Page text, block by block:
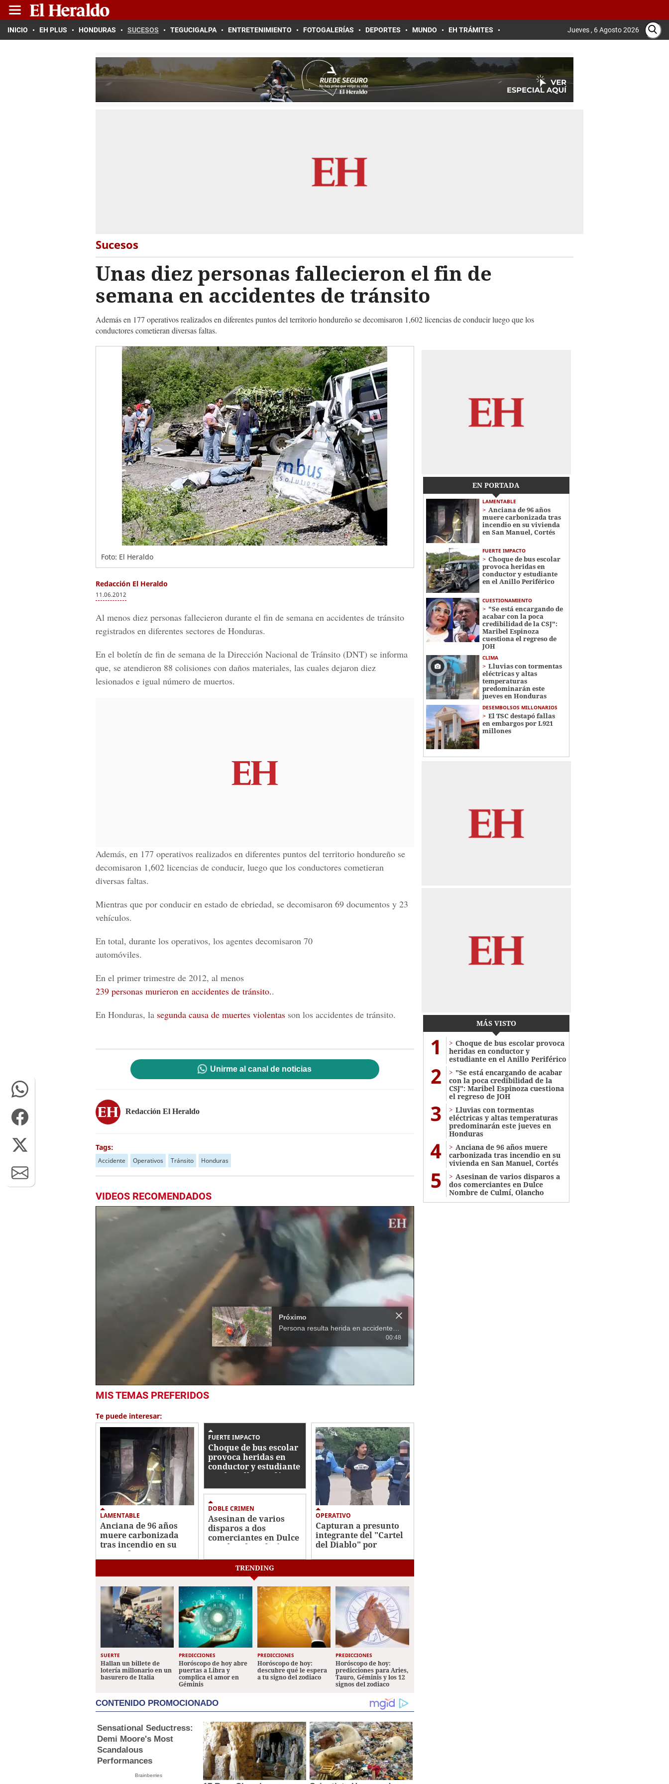
INICIO EH PLUS HONDURAS SUCESOS TEGUCIGALPA ENTRETENIMIENTO FOTOGALERÍAS DEPORTES MUNDO EH TRÁMITES Jueves , 6 Agosto 2026
Sucesos
Unas diez personas fallecieron el fin de
semana en accidentes de tránsito
Además en 177 operativos realizados en diferentes puntos del territorio hondureño se decomisaron 1,602 licencias de conducir luego que los
conductores cometieran diversas faltas.
Foto: El Heraldo
Redacción El Heraldo
11.06.2012
Al menos diez personas fallecieron durante el fin de semana en accidentes de tránsito
registrados en diferentes sectores de Honduras.
En el boletín de fin de semana de la Dirección Nacional de Tránsito (DNT) se informa
que, se atendieron 88 colisiones con daños materiales, las cuales dejaron diez
lesionados e igual número de muertos.
Además, en 177 operativos realizados en diferentes puntos del territorio hondureño se
decomisaron 1,602 licencias de conducir, luego que los conductores cometieran
diversas faltas.
Mientras que por conducir en estado de ebriedad, se decomisaron 69 documentos y 23
vehículos.
En total, durante los operativos, los agentes decomisaron 70
automóviles.
En el primer trimestre de 2012, al menos
239 personas murieron en accidentes de tránsito..
En Honduras, la segunda causa de muertes violentas son los accidentes de tránsito.
Unirme al canal de noticias
Redacción El Heraldo
Tags:
Accidente Operativos Tránsito Honduras
VIDEOS RECOMENDADOS
seconds
15
secondsVolume
0%
Próximo
00:48
MIS TEMAS PREFERIDOS
Te puede interesar:
LAMENTABLE
Anciana de 96 años
muere carbonizada
tras incendio en su
vivienda en San
FUERTE IMPACTO
Choque de bus escolar
provoca heridas en
conductor y estudiante
en el Anillo Periférico
DOBLE CRIMEN
Asesinan de varios
disparos a dos
comerciantes en Dulce
Nombre de Culmí,
Olancho
OPERATIVO
Capturan a presunto
integrante del "Cartel
del Diablo" por
EN PORTADA
LAMENTABLE
Anciana de 96 años
muere carbonizada tras
incendio en su vivienda
en San Manuel, Cortés
FUERTE IMPACTO
Choque de bus escolar
provoca heridas en
conductor y estudiante
en el Anillo Periférico
CUESTIONAMIENTO
"Se está encargando de
acabar con la poca
credibilidad de la CSJ":
Maribel Espinoza
cuestiona el regreso de
JOH
CLIMA
Lluvias con tormentas
eléctricas y altas
temperaturas
predominarán este
jueves en Honduras
DESEMBOLSOS MILLONARIOS
El TSC destapó fallas
en embargos por L921
millones
MÁS VISTO
1
Choque de bus escolar provoca
heridas en conductor y
estudiante en el Anillo Periférico
2
"Se está encargando de acabar
con la poca credibilidad de la
CSJ": Maribel Espinoza cuestiona
el regreso de JOH
3
Lluvias con tormentas
eléctricas y altas temperaturas
predominarán este jueves en
Honduras
4
Anciana de 96 años muere
carbonizada tras incendio en su
vivienda en San Manuel, Cortés
5
Asesinan de varios disparos a
dos comerciantes en Dulce
Nombre de Culmí, Olancho
TRENDING
SUERTE
Hallan un billete de
lotería millonario en un
basurero de Italia
PREDICCIONES
Horóscopo de hoy abre
puertas a Libra y
complica el amor en
Géminis
PREDICCIONES
Horóscopo de hoy:
descubre qué le espera
a tu signo del zodiaco
PREDICCIONES
Horóscopo de hoy:
predicciones para Aries,
Tauro, Géminis y los 12
signos del zodiaco
CONTENIDO PROMOCIONADO
Sensational Seductress:
Demi Moore's Most
Scandalous
Performances
Brainberries